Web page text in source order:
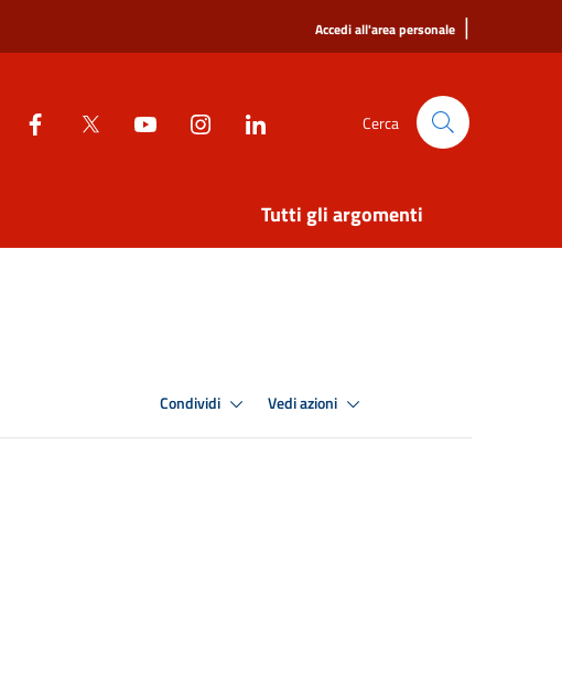
Accedi all'area personale |
Cerca
Tutti gli argomenti
Condividi Vedi azioni